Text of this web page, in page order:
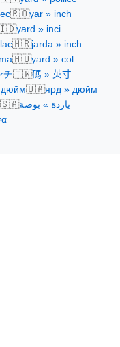
🇷🇴yar » inch
yard » inci
🇭🇷jarda » inch
🇭🇺yard » col
チ🇹🇼碼 » 英寸
дюйм🇺🇦ярд » дюйм
🇸🇦ياردة » بوصة